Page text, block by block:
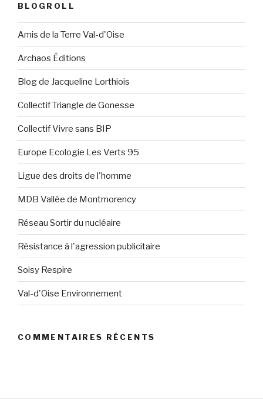
BLOGROLL
Amis de la Terre Val-d'Oise
Archaos Éditions
Blog de Jacqueline Lorthiois
Collectif Triangle de Gonesse
Collectif Vivre sans BIP
Europe Ecologie Les Verts 95
Ligue des droits de l'homme
MDB Vallée de Montmorency
Réseau Sortir du nucléaire
Résistance à l'agression publicitaire
Soisy Respire
Val-d'Oise Environnement
COMMENTAIRES RÉCENTS